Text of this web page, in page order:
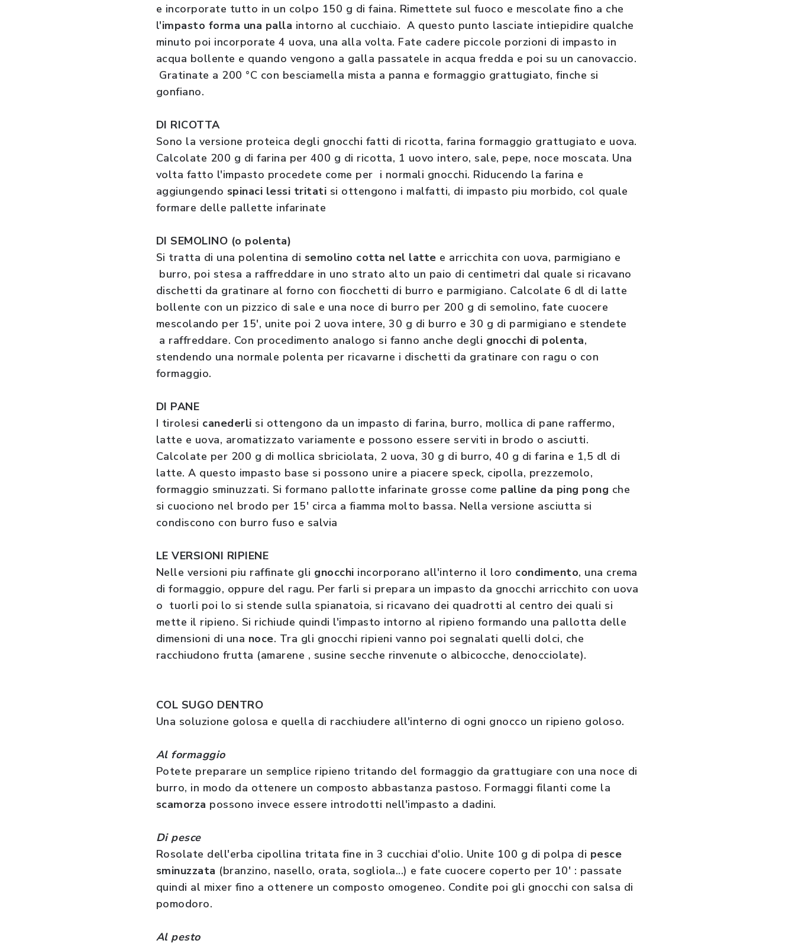
e incorporate tutto in un colpo 150 g di faina. Rimettete sul fuoco e mescolate fino a che
l'impasto forma una palla intorno al cucchiaio. A questo punto lasciate intiepidire qualche
minuto poi incorporate 4 uova, una alla volta. Fate cadere piccole porzioni di impasto in
acqua bollente e quando vengono a galla passatele in acqua fredda e poi su un canovaccio.
Gratinate a 200 °C con besciamella mista a panna e formaggio grattugiato, finche si
gonfiano.
DI RICOTTA
Sono la versione proteica degli gnocchi fatti di ricotta, farina formaggio grattugiato e uova.
Calcolate 200 g di farina per 400 g di ricotta, 1 uovo intero, sale, pepe, noce moscata. Una
volta fatto l'impasto procedete come per i normali gnocchi. Riducendo la farina e
aggiungendo spinaci lessi tritati si ottengono i malfatti, di impasto piu morbido, col quale
formare delle pallette infarinate
DI SEMOLINO (o polenta)
Si tratta di una polentina di semolino cotta nel latte e arricchita con uova, parmigiano e
burro, poi stesa a raffreddare in uno strato alto un paio di centimetri dal quale si ricavano
dischetti da gratinare al forno con fiocchetti di burro e parmigiano. Calcolate 6 dl di latte
bollente con un pizzico di sale e una noce di burro per 200 g di semolino, fate cuocere
mescolando per 15', unite poi 2 uova intere, 30 g di burro e 30 g di parmigiano e stendete
a raffreddare. Con procedimento analogo si fanno anche degli gnocchi di polenta,
stendendo una normale polenta per ricavarne i dischetti da gratinare con ragu o con
formaggio.
DI PANE
I tirolesi canederli si ottengono da un impasto di farina, burro, mollica di pane raffermo,
latte e uova, aromatizzato variamente e possono essere serviti in brodo o asciutti.
Calcolate per 200 g di mollica sbriciolata, 2 uova, 30 g di burro, 40 g di farina e 1,5 dl di
latte. A questo impasto base si possono unire a piacere speck, cipolla, prezzemolo,
formaggio sminuzzati. Si formano pallotte infarinate grosse come palline da ping pong che
si cuociono nel brodo per 15' circa a fiamma molto bassa. Nella versione asciutta si
condiscono con burro fuso e salvia
LE VERSIONI RIPIENE
Nelle versioni piu raffinate gli gnocchi incorporano all'interno il loro condimento, una crema
di formaggio, oppure del ragu. Per farli si prepara un impasto da gnocchi arricchito con uova
o tuorli poi lo si stende sulla spianatoia, si ricavano dei quadrotti al centro dei quali si
mette il ripieno. Si richiude quindi l'impasto intorno al ripieno formando una pallotta delle
dimensioni di una noce. Tra gli gnocchi ripieni vanno poi segnalati quelli dolci, che
racchiudono frutta (amarene , susine secche rinvenute o albicocche, denocciolate).
COL SUGO DENTRO
Una soluzione golosa e quella di racchiudere all'interno di ogni gnocco un ripieno goloso.
Al formaggio
Potete preparare un semplice ripieno tritando del formaggio da grattugiare con una noce di
burro, in modo da ottenere un composto abbastanza pastoso. Formaggi filanti come la
scamorza possono invece essere introdotti nell'impasto a dadini.
Di pesce
Rosolate dell'erba cipollina tritata fine in 3 cucchiai d'olio. Unite 100 g di polpa di pesce
sminuzzata (branzino, nasello, orata, sogliola...) e fate cuocere coperto per 10' : passate
quindi al mixer fino a ottenere un composto omogeneo. Condite poi gli gnocchi con salsa di
pomodoro.
Al pesto